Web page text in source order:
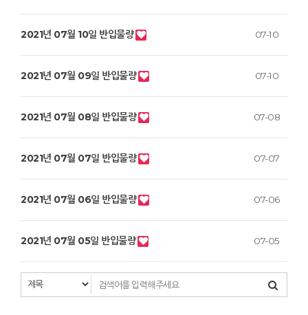
2021년 07월 10일 반입물량 07-10
2021년 07월 09일 반입물량 07-10
2021년 07월 08일 반입물량 07-08
2021년 07월 07일 반입물량 07-07
2021년 07월 06일 반입물량 07-06
2021년 07월 05일 반입물량 07-05